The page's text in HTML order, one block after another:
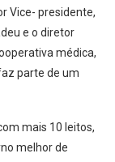
Vice- presidente,
e o diretor
médica,
parte de um
mais 10 leitos,
melhor de